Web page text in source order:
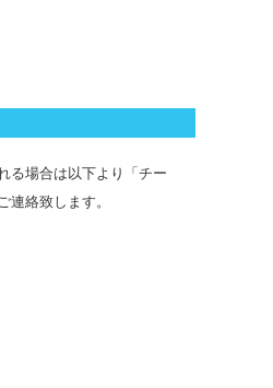
る場合は以下より「チー
絡致します。